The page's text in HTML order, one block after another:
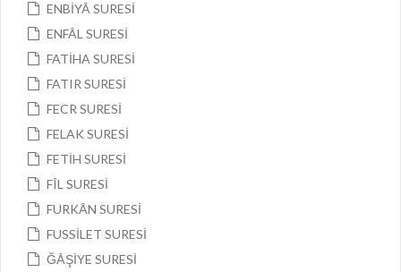
ENBİYÂ SURESİ
ENFÂL SURESİ
FATİHA SURESİ
FATIR SURESİ
FECR SURESİ
FELAK SURESİ
FETİH SURESİ
FÎL SURESİ
FURKÂN SURESİ
FUSSİLET SURESİ
ĞÂŞİYE SURESİ